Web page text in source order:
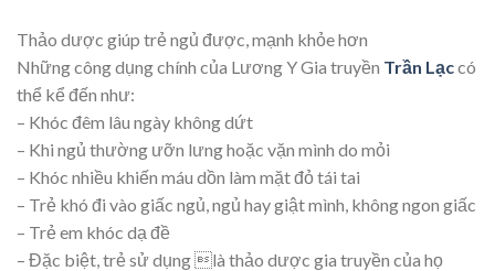
Thảo dược giúp trẻ ngủ được, mạnh khỏe hơn
Những công dụng chính của Lương Y Gia truyền Trần Lạccó
thể kể đến như:
– Khóc đêm lâu ngày không dứt
– Khi ngủ thường ưỡn lưng hoặc vặn mình do mỏi
– Khóc nhiều khiến máu dồn làm mặt đỏ tái tai
– Trẻ khó đi vào giấc ngủ, ngủ hay giật mình, không ngon giấc
– Trẻ em khóc dạ đề
– Đặc biệt, trẻ sử dụng là thảo dược gia truyền của họ